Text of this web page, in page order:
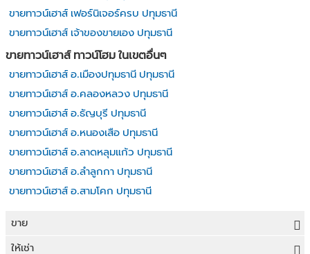
ขายทาวน์เฮาส์ เฟอร์นิเจอร์ครบ ปทุมธานี
ขายทาวน์เฮาส์ เจ้าของขายเอง ปทุมธานี
ขายทาวน์เฮาส์ ทาวน์โฮม ในเขตอื่นๆ
ขายทาวน์เฮาส์ อ.เมืองปทุมธานี ปทุมธานี
ขายทาวน์เฮาส์ อ.คลองหลวง ปทุมธานี
ขายทาวน์เฮาส์ อ.ธัญบุรี ปทุมธานี
ขายทาวน์เฮาส์ อ.หนองเสือ ปทุมธานี
ขายทาวน์เฮาส์ อ.ลาดหลุมแก้ว ปทุมธานี
ขายทาวน์เฮาส์ อ.ลำลูกกา ปทุมธานี
ขายทาวน์เฮาส์ อ.สามโคก ปทุมธานี
ขาย
ขายที่ดิน
ให้เช่า